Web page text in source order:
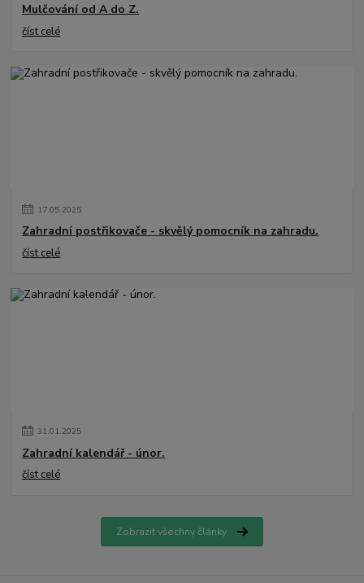
Mulčování od A do Z.
číst celé
17.05.2025
Zahradní postřikovače - skvělý pomocník na zahradu.
číst celé
31.01.2025
Zahradní kalendář - únor.
číst celé
Zobrazit všechny články